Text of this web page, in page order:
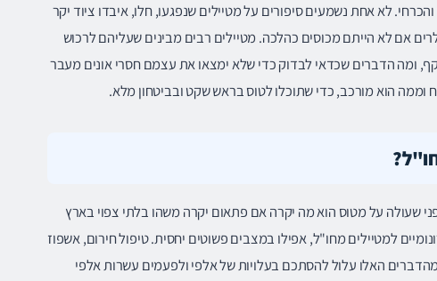
לא אחת נשמעים סיפורים על מטיילים שנפגעו, חלו, איבדו ציוד יקר
אם לא הייתם מכוסים כהלכה. מטיילים רבים מבינים שעליהם לרכוש
ומה הדברים שכדאי לבדוק כדי שלא ימצאו את עצמם חסרי אונים מעבר
הוא מורכב, כדי שתוכלו לטוס בראש שקט ובביטחון מלא.
שעולה על מטוס הוא מה יקרה אם פתאום יקרה משהו בלתי צפוי בארץ
למטיילים מחו"ל, אפילו במצבים פשוטים יחסית. טיפול חירום, אשפוז
האלו עלול להסתכם בעלויות של אלפי ולפעמים עשרות אלפי